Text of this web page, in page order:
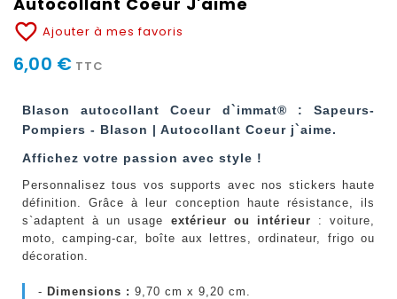
favorite_border Ajouter à mes favoris
6,00 € TTC
Blason autocollant Coeur d`immat® : Sapeurs-
Pompiers - Blason | Autocollant Coeur j`aime.
Affichez votre passion avec style !
Personnalisez tous vos supports avec nos stickers haute
définition. Grâce à leur conception haute résistance, ils
s`adaptent à un usage extérieur ou intérieur : voiture,
moto, camping-car, boîte aux lettres, ordinateur, frigo ou
décoration.
- Dimensions : 9,70 cm x 9,20 cm.